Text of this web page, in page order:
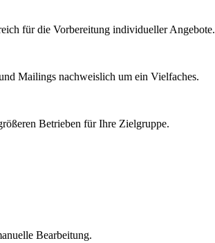
für die Vorbereitung individueller Angebote.
Mailings nachweislich um ein Vielfaches.
Betrieben für Ihre Zielgruppe.
Bearbeitung.